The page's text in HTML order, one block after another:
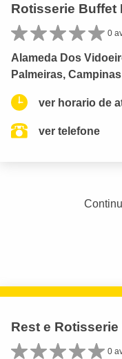
Rotisserie Buffet
0
Alameda Dos
Palmeiras,
ver horario de
ver telefone
Rest e
0